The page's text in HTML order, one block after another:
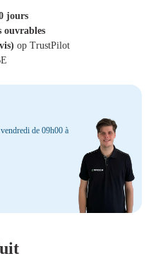
jours
ouvrables
op TrustPilot
de 09h00 à